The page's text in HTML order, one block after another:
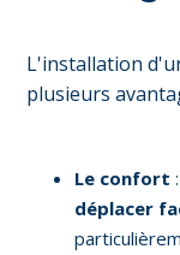
L'installation
plusieurs
Le confort
déplacer